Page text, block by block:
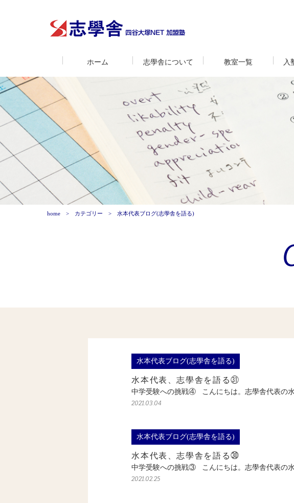
ホーム 志學舎について 教室一覧 入
home カテゴリー 水本代表ブログ(志學舎を語る)
水本代表ブログ(志學舎を語る)
水本代表、志學舎を語る㉛
中学受験への挑戦④ こんにちは。志學舎代表の
2021.03.04
水本代表ブログ(志學舎を語る)
水本代表、志學舎を語る㉚
中学受験への挑戦③ こんにちは。志學舎代表の
2021.02.25